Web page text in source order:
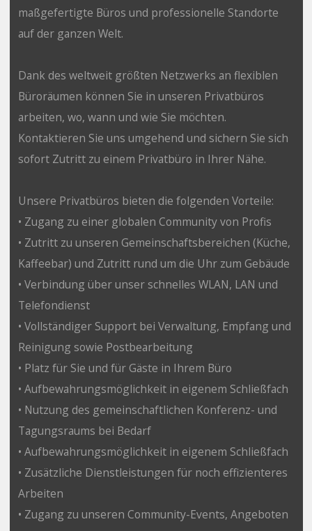
maßgefertigte Büros und professionelle Standorte
auf der ganzen Welt.
Dank des weltweit größten Netzwerks an flexiblen
Büroräumen können Sie in unseren Privatbüros
arbeiten, wo, wann und wie Sie möchten.
Kontaktieren Sie uns umgehend und sichern Sie sich
sofort Zutritt zu einem Privatbüro in Ihrer Nähe.
Unsere Privatbüros bieten die folgenden Vorteile:
• Zugang zu einer globalen Community von Profis
• Zutritt zu unseren Gemeinschaftsbereichen (Küche,
Kaffeebar) und Zutritt rund um die Uhr zum Gebäude
• Verbindung über unser schnelles WLAN, LAN und
Telefondienst
• Vollständiger Support bei Verwaltung, Empfang und
Reinigung sowie Postbearbeitung
• Platz für Sie und für Gäste in Ihrem Büro
• Aufbewahrungsmöglichkeit in eigenem Schließfach
• Nutzung des gemeinschaftlichen Konferenz- und
Tagungsraums bei Bedarf
• Aufbewahrungsmöglichkeit in eigenem Schließfach
• Zusätzliche Dienstleistungen für noch effizienteres
Arbeiten
• Zugang zu unseren Community-Events, Angeboten